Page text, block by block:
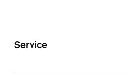
Service